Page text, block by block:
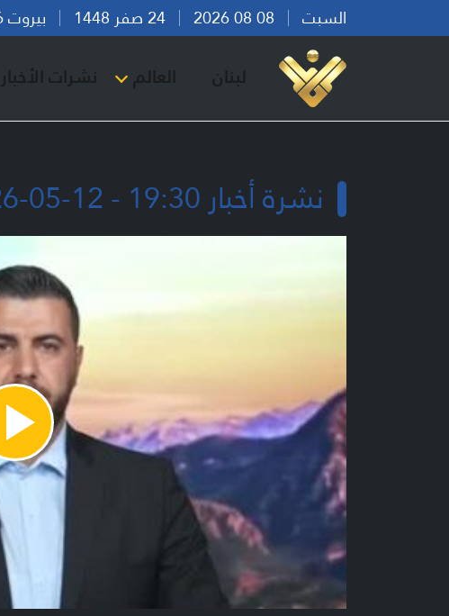
السبت بيروت 04:56
لبنان العالم نشرات الأخبار
نشرة أخبار 19:30 - 12-05-2026
Play
Video